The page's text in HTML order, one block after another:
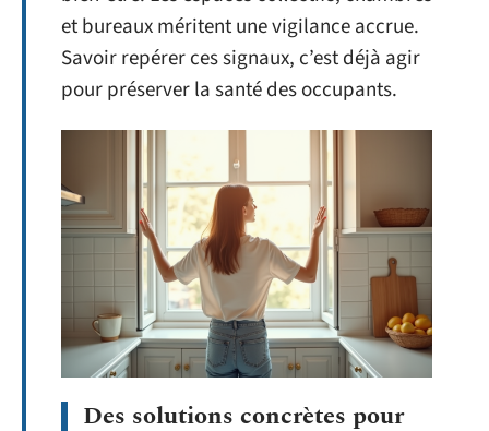
et bureaux méritent une vigilance accrue.
Savoir repérer ces signaux, c’est déjà agir
pour préserver la santé des occupants.
Des solutions concrètes pour